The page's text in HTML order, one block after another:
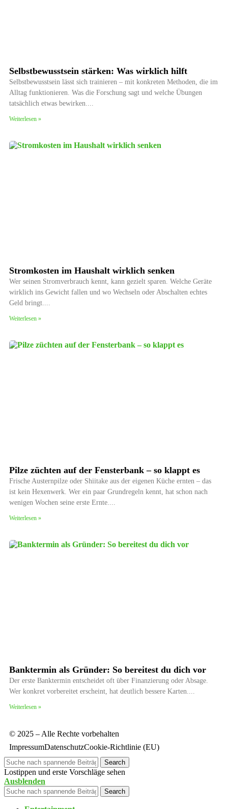
Selbstbewusstsein stärken: Was wirklich hilft
Selbstbewusstsein lässt sich trainieren – mit konkreten Methoden, die im
Alltag funktionieren. Was die Forschung sagt und welche Übungen
tatsächlich etwas bewirken.
Weiterlesen »
Stromkosten im Haushalt wirklich senken
Wer seinen Stromverbrauch kennt, kann gezielt sparen. Welche Geräte
wirklich ins Gewicht fallen und wo Wechseln oder Abschalten echtes
Geld bringt.
Weiterlesen »
Pilze züchten auf der Fensterbank – so klappt es
Frische Austernpilze oder Shiitake aus der eigenen Küche ernten – das
ist kein Hexenwerk. Wer ein paar Grundregeln kennt, hat schon nach
wenigen Wochen seine erste Ernte.
Weiterlesen »
Banktermin als Gründer: So bereitest du dich vor
Der erste Banktermin entscheidet oft über Finanzierung oder Absage.
Wer konkret vorbereitet erscheint, hat deutlich bessere Karten.
Weiterlesen »
© 2025 – Alle Rechte vorbehalten
ImpressumDatenschutzCookie-Richtlinie (EU)
Search
Lostippen und erste Vorschläge sehen
Ausblenden
Search